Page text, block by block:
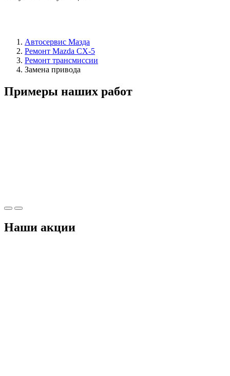
Автосервис Мазда
Ремонт Mazda CX-5
Ремонт трансмиссии
Замена привода
Примеры наших работ
Наши акции